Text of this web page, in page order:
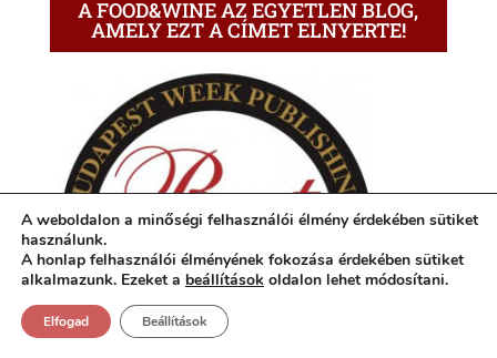
A FOOD&WINE AZ EGYETLEN BLOG,
AMELY EZT A CÍMET ELNYERTE!
A weboldalon a minőségi felhasználói élmény érdekében sütiket
használunk.
A honlap felhasználói élményének fokozása érdekében sütiket
alkalmazunk. Ezeket a beállítások oldalon lehet módosítani.
Elfogad Beállítások